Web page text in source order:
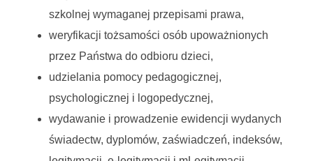
szkolnej wymaganej przepisami prawa,
weryfikacji tożsamości osób upoważnionych
przez Państwa do odbioru dzieci,
udzielania pomocy pedagogicznej,
psychologicznej i logopedycznej,
wydawanie i prowadzenie ewidencji wydanych
świadectw, dyplomów, zaświadczeń, indeksów,